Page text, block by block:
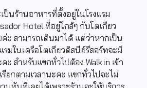
ป็นร้านอาหารที่ตั้งอยู่ในโรงแรม
Hotel ที่อยู่ใกล้ๆ กับโตเกียว
ะ สามารถเดินมาได้ แต่ว่าหากเป็น
รมในเครือโตเกียวดิสนีย์รีสอร์ทจะมี
สำหรับแขกทั่วไปต้อง Walk in เข้า
ยกตามเวลานะคะ แขกทั่วไปจะไม่